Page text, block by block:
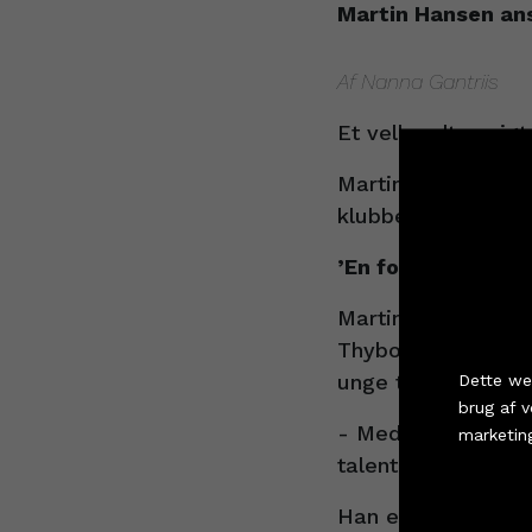
Martin Hansen
Af Nanna Gantriis
Et velkendt
Martin Hansen,
klubben som
’En forstærkning
Martin har de
Thyborøn
unge talenter i
- Med Martins
talentansvarlige
Han er ikke i tvivl
Dette
brug af